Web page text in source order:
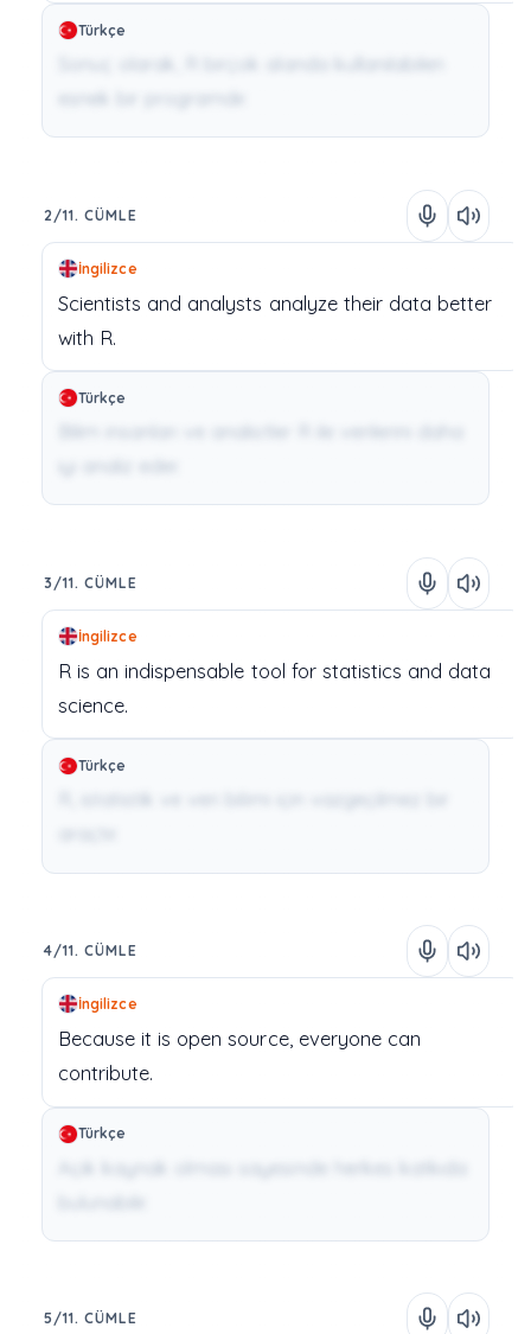
Türkçe
2/11. CÜMLE
İngilizce
Scientists and analysts analyze their data better
with R.
Türkçe
3/11. CÜMLE
İngilizce
R is an indispensable tool for statistics and data
science.
Türkçe
4/11. CÜMLE
İngilizce
Because it is open source, everyone can
contribute.
Türkçe
Açık kaynak olması sayesinde herkes katkıda
5/11. CÜMLE